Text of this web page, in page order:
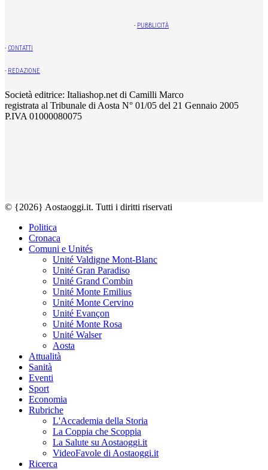
- PUBBLICITÀ
- CONTATTI
- REDAZIONE
Società editrice: Italiashop.net di Camilli Marco
registrata al Tribunale di Aosta N° 01/05 del 21 Gennaio 2005
P.IVA 01000080075
© {2026} Aostaoggi.it. Tutti i diritti riservati
Politica
Cronaca
Comuni e Unités
Unité Valdigne Mont-Blanc
Unité Gran Paradiso
Unité Grand Combin
Unité Monte Emilius
Unité Monte Cervino
Unité Evançon
Unité Monte Rosa
Unité Walser
Aosta
Attualità
Sanità
Eventi
Sport
Economia
Rubriche
L'Accademia della Storia
La Coppia che Scoppia
La Salute su Aostaoggi.it
VideoFavole di Aostaoggi.it
Ricerca